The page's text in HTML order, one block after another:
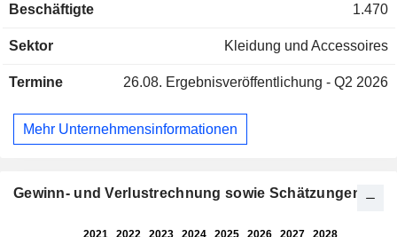
Goldschmuckprodukten, darunter Goldschmuck,
Edelmetallen und Diamantschmuck in vielfältigen Stilen und
Dienstleistungen wie die individuelle Anfertigung von
den Ankauf von Schmuck an. Das Unternehmen ist
hauptsächlich auf dem heimischen Markt tätig.
Beschäftigte 1.470
Sektor Kleidung und Accessoires
Termine 26.08. Ergebnisveröffentlichung - Q2 2026
Mehr Unternehmensinformationen
Gewinn- und Verlustrechnung sowie Schätzungen